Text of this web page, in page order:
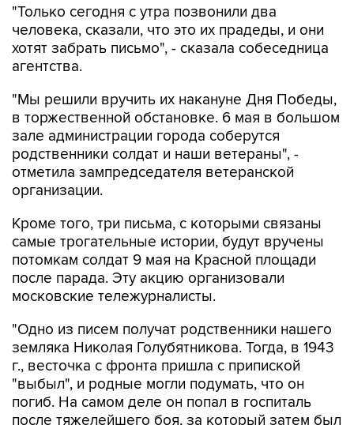
"Только сегодня с утра позвонили два
человека, сказали, что это их прадеды, и они
хотят забрать письмо", - сказала собеседница
агентства.
"Мы решили вручить их накануне Дня Победы,
в торжественной обстановке. 6 мая в большом
зале администрации города соберутся
родственники солдат и наши ветераны", -
отметила зампредседателя ветеранской
организации.
Кроме того, три письма, с которыми связаны
самые трогательные истории, будут вручены
потомкам солдат 9 мая на Красной площади
после парада. Эту акцию организовали
московские тележурналисты.
"Одно из писем получат родственники нашего
земляка Николая Голубятникова. Тогда, в 1943
г., весточка с фронта пришла с припиской
"выбыл", и родные могли подумать, что он
погиб. На самом деле он попал в госпиталь
после тяжелейшего боя, за который затем был